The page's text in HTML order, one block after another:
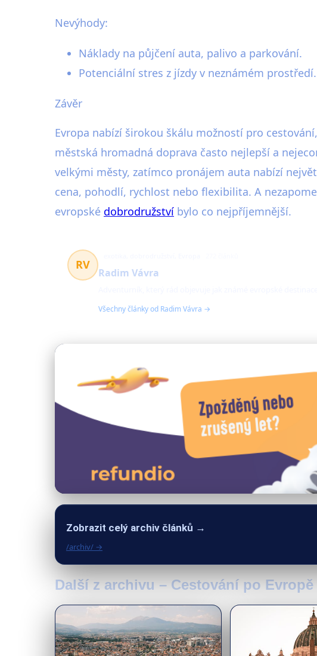
Nevýhody:
Náklady na půjčení auta, palivo a parkování.
Potenciální stres z jízdy v neznámém prostředí.
Závěr
Evropa nabízí širokou škálu možností pro
městská hromadná doprava často nejlepší a
velkými městy, zatímco pronájem auta nabízí
cena, pohodlí, rychlost nebo flexibilita. A
evropské dobrodružství bylo co nejpříjemnější.
RV
Radim Vávra
Všechny články od Radim Vávra →
Zobrazit celý archiv článků →
/archiv/ →
Další z archivu – Cestování po Evropě